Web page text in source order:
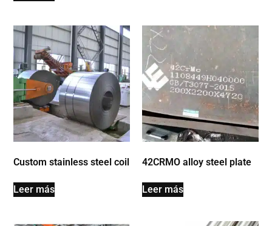
Custom stainless steel coil
Leer más
42CRMO alloy steel plate
Leer más